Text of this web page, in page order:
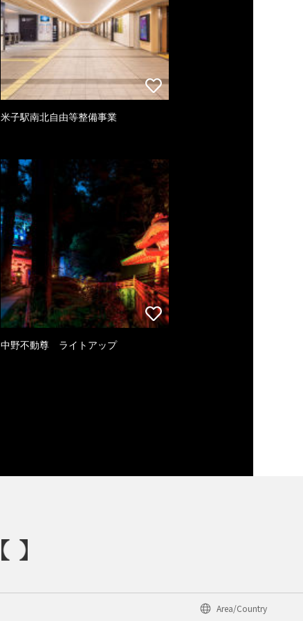
米子駅南北自由等整備事業
中野不動尊 ライトアップ
Area/Country